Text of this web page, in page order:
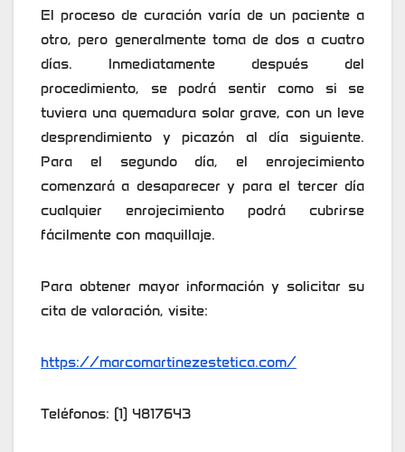
El proceso de curación varía de un paciente a
otro, pero generalmente toma de dos a cuatro
días. Inmediatamente después del
procedimiento, se podrá sentir como si se
tuviera una quemadura solar grave, con un leve
desprendimiento y picazón al día siguiente.
Para el segundo día, el enrojecimiento
comenzará a desaparecer y para el tercer día
cualquier enrojecimiento podrá cubrirse
fácilmente con maquillaje.
Para obtener mayor información y solicitar su
cita de valoración, visite:
https://marcomartinezestetica.com/
Teléfonos: (1) 4817643